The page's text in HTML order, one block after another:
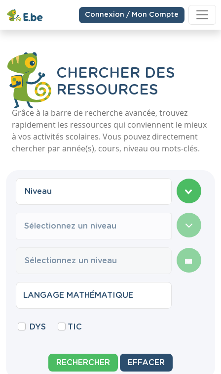
Connexion / Mon Compte
CHERCHER DES
RESSOURCES
Grâce à la barre de recherche avancée, trouvez
rapidement les ressources qui conviennent le mieux
à vos activités scolaires. Vous pouvez directement
chercher par année(s), cours, niveau ou mots-clés.
Sélectionnez un niveau
DYS TIC
RECHERCHER EFFACER